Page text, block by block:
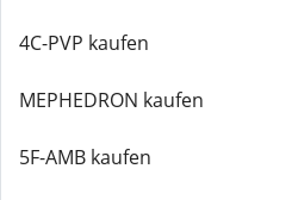
4C-PVP kaufen
MEPHEDRON kaufen
5F-AMB kaufen